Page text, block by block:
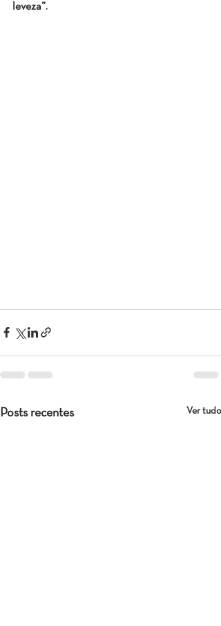
leveza”.
Posts recentes Ver tudo